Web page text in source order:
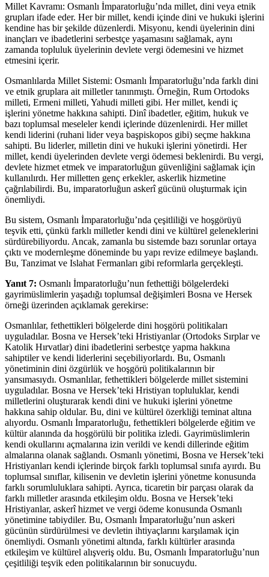
Millet Kavramı: Osmanlı İmparatorluğu’nda millet, dini veya etnik
grupları ifade eder. Her bir millet, kendi içinde dini ve hukuki işlerini
kendine has bir şekilde düzenlerdi. Misyonu, kendi üyelerinin dini
inançları ve ibadetlerini serbestçe yaşamasını sağlamak, aynı
zamanda topluluk üyelerinin devlete vergi ödemesini ve hizmet
etmesini içerir.
Osmanlılarda Millet Sistemi: Osmanlı İmparatorluğu’nda farklı dini
ve etnik gruplara ait milletler tanınmıştı. Örneğin, Rum Ortodoks
milleti, Ermeni milleti, Yahudi milleti gibi. Her millet, kendi iç
işlerini yönetme hakkına sahipti. Dinî ibadetler, eğitim, hukuk ve
bazı toplumsal meseleler kendi içlerinde düzenlenirdi. Her millet
kendi liderini (ruhani lider veya başpiskopos gibi) seçme hakkına
sahipti. Bu liderler, milletin dini ve hukuki işlerini yönetirdi. Her
millet, kendi üyelerinden devlete vergi ödemesi beklenirdi. Bu vergi,
devlete hizmet etmek ve imparatorluğun güvenliğini sağlamak için
kullanılırdı. Her milletten genç erkekler, askerlik hizmetine
çağrılabilirdi. Bu, imparatorluğun askerî gücünü oluşturmak için
önemliydi.
Bu sistem, Osmanlı İmparatorluğu’nda çeşitliliği ve hoşgörüyü
teşvik etti, çünkü farklı milletler kendi dini ve kültürel geleneklerini
sürdürebiliyordu. Ancak, zamanla bu sistemde bazı sorunlar ortaya
çıktı ve modernleşme döneminde bu yapı revize edilmeye başlandı.
Bu, Tanzimat ve Islahat Fermanları gibi reformlarla gerçekleşti.
Yanıt 7: Osmanlı İmparatorluğu’nun fethettiği bölgelerdeki
gayrimüslimlerin yaşadığı toplumsal değişimleri Bosna ve Hersek
örneği üzerinden açıklamak gerekirse:
Osmanlılar, fethettikleri bölgelerde dini hoşgörü politikaları
uyguladılar. Bosna ve Hersek’teki Hristiyanlar (Ortodoks Sırplar ve
Katolik Hırvatlar) dini ibadetlerini serbestçe yapma hakkına
sahiptiler ve kendi liderlerini seçebiliyorlardı. Bu, Osmanlı
yönetiminin dini özgürlük ve hoşgörü politikalarının bir
yansımasıydı. Osmanlılar, fethettikleri bölgelerde millet sistemini
uyguladılar. Bosna ve Hersek’teki Hristiyan topluluklar, kendi
milletlerini oluşturarak kendi dini ve hukuki işlerini yönetme
hakkına sahip oldular. Bu, dini ve kültürel özerkliği teminat altına
alıyordu. Osmanlı İmparatorluğu, fethettikleri bölgelerde eğitim ve
kültür alanında da hoşgörülü bir politika izledi. Gayrimüslimlerin
kendi okullarını açmalarına izin verildi ve kendi dillerinde eğitim
almalarına olanak sağlandı. Osmanlı yönetimi, Bosna ve Hersek’teki
Hristiyanları kendi içlerinde birçok farklı toplumsal sınıfa ayırdı. Bu
toplumsal sınıflar, kilisenin ve devletin işlerini yönetme konusunda
farklı sorumluluklara sahipti. Ayrıca, ticaretin bir parçası olarak da
farklı milletler arasında etkileşim oldu. Bosna ve Hersek’teki
Hristiyanlar, askerî hizmet ve vergi ödeme konusunda Osmanlı
yönetimine tabiydiler. Bu, Osmanlı İmparatorluğu’nun askeri
gücünün sürdürülmesi ve devletin ihtiyaçlarını karşılamak için
önemliydi. Osmanlı yönetimi altında, farklı kültürler arasında
etkileşim ve kültürel alışveriş oldu. Bu, Osmanlı İmparatorluğu’nun
çeşitliliği teşvik eden politikalarının bir sonucuydu.